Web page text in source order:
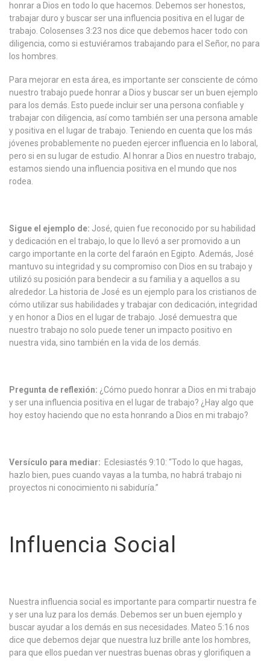
honrar a Dios en todo lo que hacemos. Debemos ser honestos,
trabajar duro y buscar ser una influencia positiva en el lugar de
trabajo. Colosenses 3:23 nos dice que debemos hacer todo con
diligencia, como si estuviéramos trabajando para el Señor, no para
los hombres.
Para mejorar en esta área, es importante ser consciente de cómo
nuestro trabajo puede honrar a Dios y buscar ser un buen ejemplo
para los demás. Esto puede incluir ser una persona confiable y
trabajar con diligencia, así como también ser una persona amable
y positiva en el lugar de trabajo. Teniendo en cuenta que los más
jóvenes probablemente no pueden ejercer influencia en lo laboral,
pero si en su lugar de estudio. Al honrar a Dios en nuestro trabajo,
estamos siendo una influencia positiva en el mundo que nos
rodea.
Sigue el ejemplo de: José, quien fue reconocido por su habilidad
y dedicación en el trabajo, lo que lo llevó a ser promovido a un
cargo importante en la corte del faraón en Egipto. Además, José
mantuvo su integridad y su compromiso con Dios en su trabajo y
utilizó su posición para bendecir a su familia y a aquellos a su
alrededor. La historia de José es un ejemplo para los cristianos de
cómo utilizar sus habilidades y trabajar con dedicación, integridad
y en honor a Dios en el lugar de trabajo. José demuestra que
nuestro trabajo no solo puede tener un impacto positivo en
nuestra vida, sino también en la vida de los demás.
Pregunta de reflexión: ¿Cómo puedo honrar a Dios en mi trabajo
y ser una influencia positiva en el lugar de trabajo? ¿Hay algo que
hoy estoy haciendo que no esta honrando a Dios en mi trabajo?
Versículo para mediar: Eclesiastés 9:10: “Todo lo que hagas,
hazlo bien, pues cuando vayas a la tumba, no habrá trabajo ni
proyectos ni conocimiento ni sabiduría.”
Influencia Social
Nuestra influencia social es importante para compartir nuestra fe
y ser una luz para los demás. Debemos ser un buen ejemplo y
buscar ayudar a los demás en sus necesidades. Mateo 5:16 nos
dice que debemos dejar que nuestra luz brille ante los hombres,
para que ellos puedan ver nuestras buenas obras y glorifiquen a